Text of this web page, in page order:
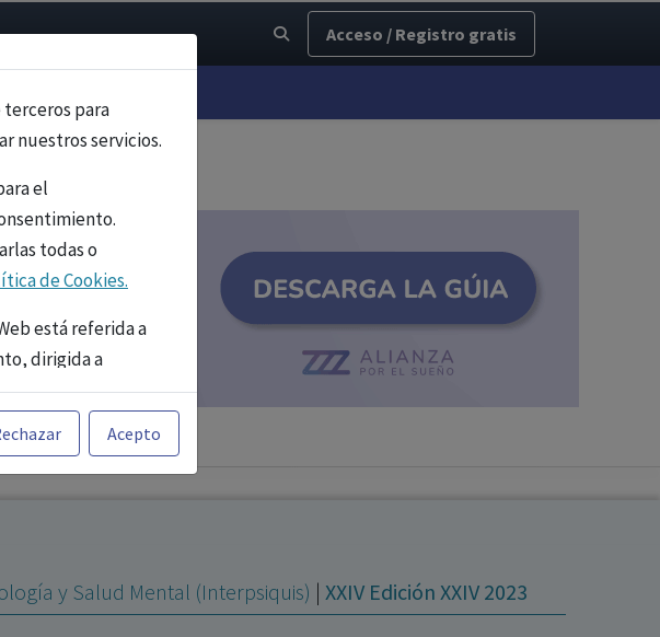
Acceso / Registro gratis
para
nuestros servicios.
el
todas o
de Cookies.
está referida a
dirigida a
para
se facilita
de
Acepto
y Salud Mental (Interpsiquis) | XXIV Edición XXIV 2023